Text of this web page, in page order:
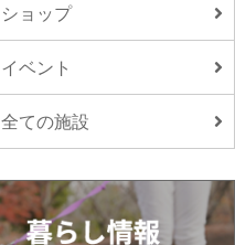
ショップ
イベント
全ての施設